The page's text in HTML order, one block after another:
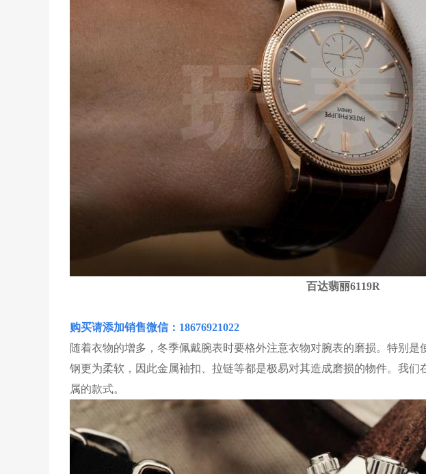
百达翡丽6119R
购买请添加销售微信：18676921022
随着衣物的增多，冬季佩戴腕表时要格外注意衣物对腕表的磨损。特别
钢更为柔软，因此金属袖扣、拉链等都是极易对其造成磨损的物件。我们
属的款式。